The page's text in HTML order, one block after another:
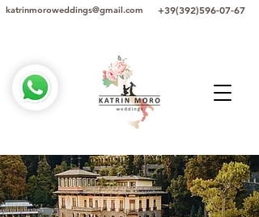
+39(392)596-07-67
katrinmoroweddings@gmail.com